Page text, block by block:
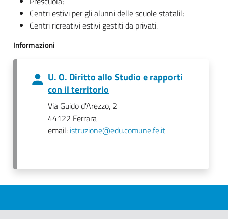
Centri estivi per gli alunni delle scuole statalil;
Centri ricreativi estivi gestiti da privati.
Informazioni
U. O. Diritto allo Studio e rapporti
con il territorio
Via Guido d'Arezzo, 2
44122 Ferrara
email: istruzione@edu.comune.fe.it